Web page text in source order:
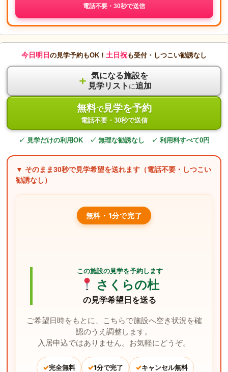
電話不要・30秒で送信
今日明日 の見学予約もOK！ 土日祝も受付・しつこい勧誘なし
＋ 気になる施設を
見学リスト に追加
無料で見学を予約
電話不要・30秒で送信
✓ 見学だけの利用OK ✓ 無理な勧誘なし ✓ 利用料すべて0円
▼ そのまま30秒で見学希望を送れます（電話不要・しつこい
勧誘なし）
無料・1分で完了
この施設の見学を予約します
さくらの杜
の見学希望日を送る
ご希望日時をもとに、こちらで施設へ空き状況を確
認のうえ調整します。
入居申込ではありません。お気軽にどうぞ。
✓完全無料 ✓1分で完了 ✓キャンセル無料